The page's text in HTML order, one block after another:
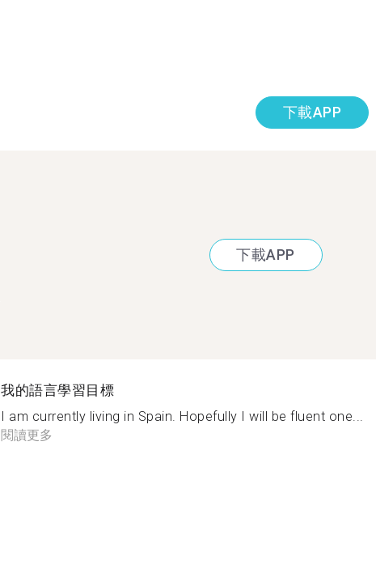
下載APP
下載APP
我的語言學習目標
I am currently living in Spain. Hopefully I will be fluent one...
閱讀更多